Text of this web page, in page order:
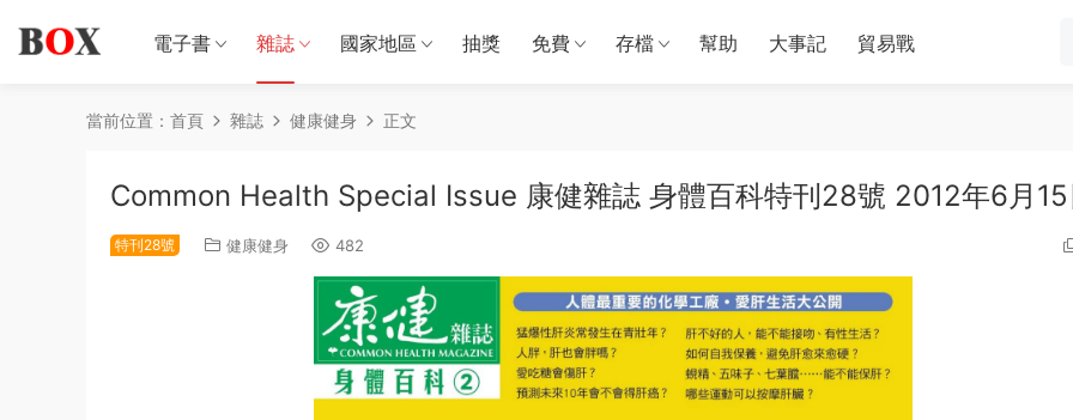
電子書 雜誌 國家地區 抽獎 免費 存檔 幫助 大事記 貿易戰
當前位置： 首頁 雜誌 健康健身 正文
Common Health Special Issue 康健雜誌 身體百科特刊28號 2012年6月
特刊28號 健康健身 482